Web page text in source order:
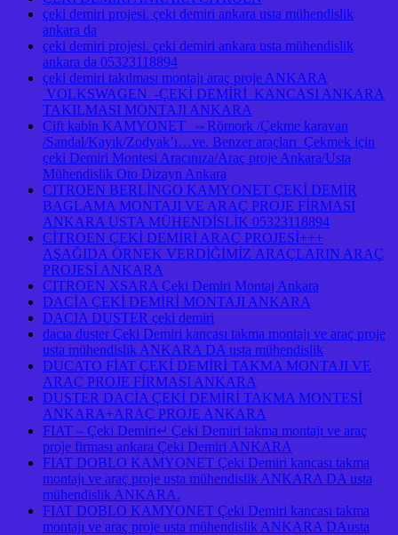
çeki demiri projesi. çeki demiri ankara usta mühendislik
ankara da
çeki demiri projesi. çeki demiri ankara usta mühendislik
ankara da 05323118894
çeki demiri takılması montajı araç proje ANKARA
VOLKSWAGEN -ÇEKİ DEMİRİ KANCASI ANKARA
TAKILMASI MONTAJI ANKARA
Çift kabin KAMYONET ⇔Römork /Çekme karavan
/Sandal/Kayık/Zodyak’ı…ve. Benzer araçları Çekmek için
çeki Demiri Montesi Aracınıza/Araç proje Ankara/Usta
Mühendislik Oto Dizayn Ankara
CITROEN BERLİNGO KAMYONET ÇEKİ DEMİR
BAGLAMA MONTAJI VE ARAÇ PROJE FİRMASI
ANKARA USTA MÜHENDİSLİK 05323118894
CİTROEN ÇEKİ DEMİRİ ARAÇ PROJESİ+++
AŞAĞIDA ÖRNEK VERDİĞİMİZ ARAÇLARIN ARAÇ
PROJESİ ANKARA
CITROEN XSARA Çeki Demiri Montaj Ankara
DACİA ÇEKİ DEMİRİ MONTAJI ANKARA
DACIA DUSTER çeki demiri
dacıa duster Çeki Demiri kancası takma montajı ve araç proje
usta mühendislik ANKARA DA usta mühendislik
DUCATO FİAT ÇEKİ DEMİRİ TAKMA MONTAJI VE
ARAÇ PROJE FİRMASI ANKARA
DUSTER DACİA ÇEKİ DEMİRİ TAKMA MONTESİ
ANKARA+ARAÇ PROJE ANKARA
FIAT – Çeki Demiri↵ Çeki Demiri takma montajı ve araç
proje firması ankara Çeki Demiri ANKARA
FIAT DOBLO KAMYONET Çeki Demiri kancası takma
montajı ve araç proje usta mühendislik ANKARA DA usta
mühendislik ANKARA.
FIAT DOBLO KAMYONET Çeki Demiri kancası takma
montajı ve araç proje usta mühendislik ANKARA DAusta